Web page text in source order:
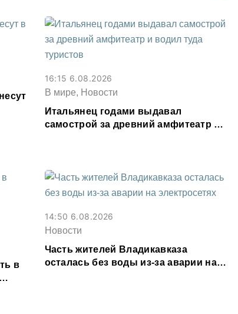
16:15 6.08.2026
В мире, Новости
Итальянец годами выдавал
самострой за древний амфитеатр и
в
14:50 6.08.2026
Новости
Часть жителей Владикавказа
осталась без воды из-за аварии на